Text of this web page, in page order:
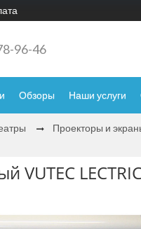
96-46
Обзоры Наши услуги
Проекторы и
VUTEC